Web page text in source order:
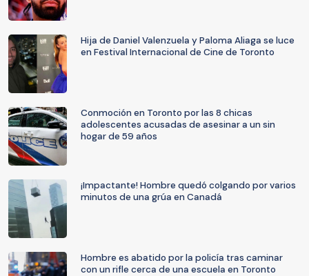
Hija de Daniel Valenzuela y Paloma Aliaga se luce
en Festival Internacional de Cine de Toronto
Conmoción en Toronto por las 8 chicas
adolescentes acusadas de asesinar a un sin
hogar de 59 años
¡Impactante! Hombre quedó colgando por varios
minutos de una grúa en Canadá
Hombre es abatido por la policía tras caminar
con un rifle cerca de una escuela en Toronto